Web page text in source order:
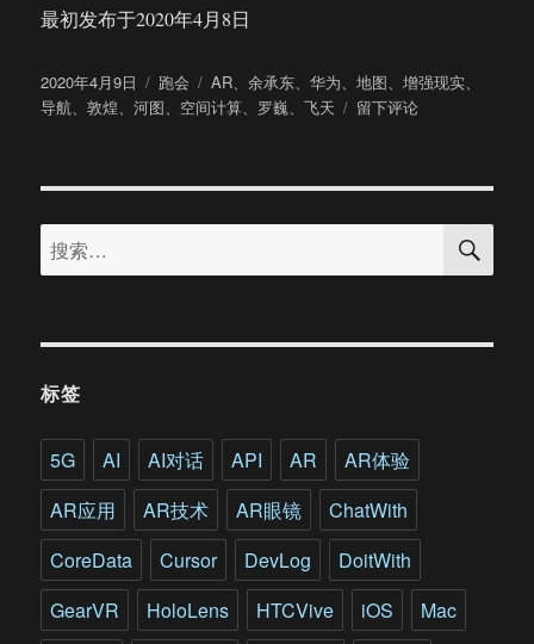
最初发布于2020年4月8日
发
布
2020年4月9日
分
类
跑会
标
签
AR、余承东、华为、地图、增强现实、
导航、敦煌、河图、 空间计算、 罗巍、飞天
于
华
河
Cyberverse
AR
地
图
率
先
上
线
P40
留下评论
搜
索：
搜
标签
5G AI AI对话 API AR
AR体验
AR应用
AR技术 AR眼镜
ChatWith
CoreData
Cursor DevLog
DoitWith
GearVR
HoloLens HTCVive iOS
Mac